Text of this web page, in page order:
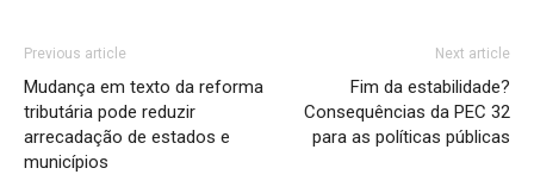
Previous article
Mudança em texto da reforma
tributária pode reduzir
arrecadação de estados e
municípios
Next article
Fim da estabilidade?
Consequências da PEC 32
para as políticas públicas